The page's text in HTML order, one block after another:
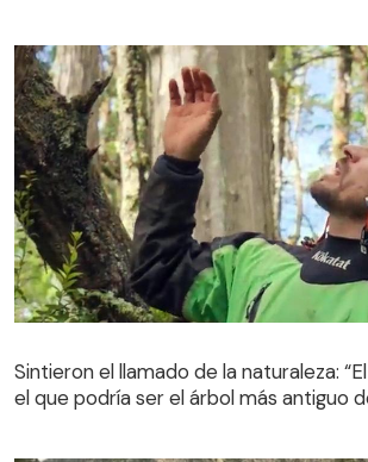
el que podría ser el árbol más antiguo
Sintieron el llamado de la naturaleza:
el que podría ser el árbol más antiguo